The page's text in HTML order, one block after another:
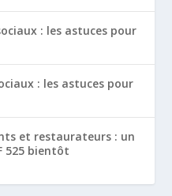
: les astuces pour
: les astuces pour
et restaurateurs : un
525 bientôt